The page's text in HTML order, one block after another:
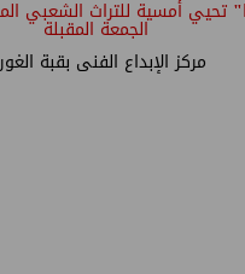
تحيي أمسية للتراث الشعبي
الجمعة المقبلة
مركز الإبداع الفنى بقبة